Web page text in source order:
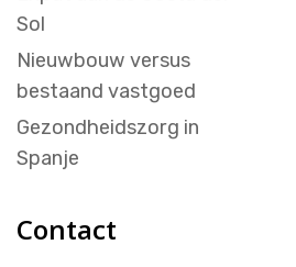
Sol
Nieuwbouw versus
bestaand vastgoed
Gezondheidszorg in
Spanje
Contact